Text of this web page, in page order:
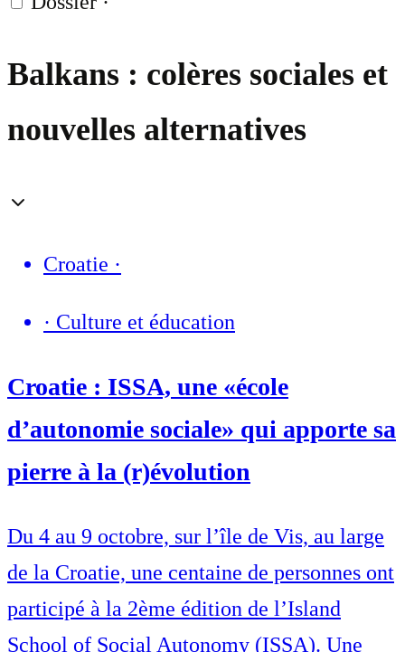
Balkans : colères sociales et
nouvelles alternatives
Croatie ·
· Culture et éducation
Croatie : ISSA, une «école
d’autonomie sociale» qui apporte sa
pierre à la (r)évolution
Du 4 au 9 octobre, sur l’île de Vis, au large
de la Croatie, une centaine de personnes ont
participé à la 2ème édition de l’Island
School of Social Autonomy (ISSA). Une